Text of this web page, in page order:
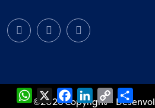
©2026Copyright -
WhatsApp
X Facebook
LinkedIn
Copy
Link